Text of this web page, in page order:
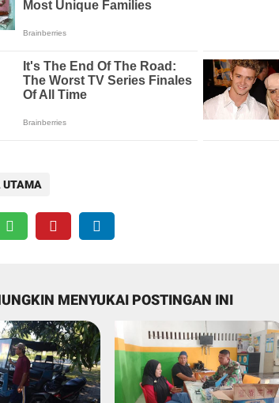
UTAMA
MENYUKAI POSTINGAN INI